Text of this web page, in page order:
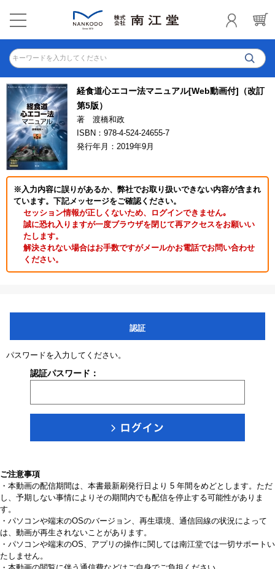
キーワードを入力してください
経食道心エコー法マニュアル[Web動画付]（改訂
第5版）
著 渡橋和政
ISBN：978-4-524-24655-7
発行年月：2019年9月
※入力内容に誤りがあるか、弊社でお取り扱いできない内容が含まれ
ています。下記メッセージをご確認ください。
セッション情報が正しくないため、ログインできません｡
誠に恐れ入りますが一度ブラウザを閉じて再アクセスをお願いい
たします。
解決されない場合はお手数ですがメールかお電話でお問い合わせ
ください。
認証
パスワードを入力してください。
認証パスワード：
ご注意事項
・本動画の配信期間は、本書最新刷発行日より 5 年間をめどとします。ただ
し、予期しない事情によりその期間内でも配信を停止する可能性がありま
す。
・パソコンや端末のOSのバージョン、再生環境、通信回線の状況によって
は、動画が再生されないことがあります。
・パソコンや端末のOS、アプリの操作に関しては南江堂では一切サポートい
たしません。